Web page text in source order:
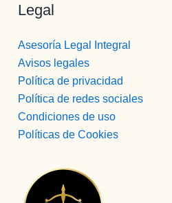
Legal
Asesoría Legal Integral
Avisos legales
Política de privacidad
Política de redes sociales
Condiciones de uso
Políticas de Cookies